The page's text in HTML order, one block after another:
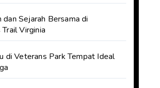
Sejarah Bersama di
Virginia
di Veterans Park Tempat Ideal